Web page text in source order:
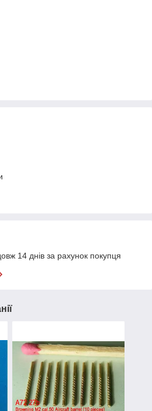
14 днів за рахунок покупця